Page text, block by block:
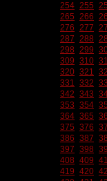
254 255
265 266
276 277
287 288
298 299
309 310
320 321
331 332
342 343
353 354
364 365
375 376
386 387
397 398
408 409
419 420